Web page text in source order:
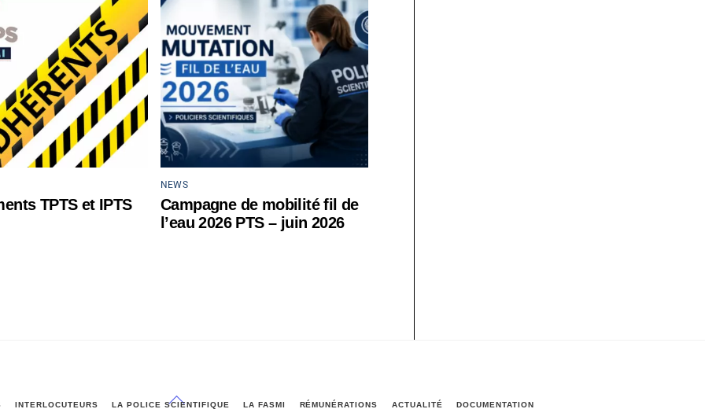
TPTS et IPTS
NEWS
Campagne de mobilité fil de
l’eau 2026 PTS – juin 2026
Back
INTERLOCUTEURS LA POLICE SCIENTIFIQUE LA FASMI RÉMUNÉRATIONS ACTUALITÉ DOCUMENTATION